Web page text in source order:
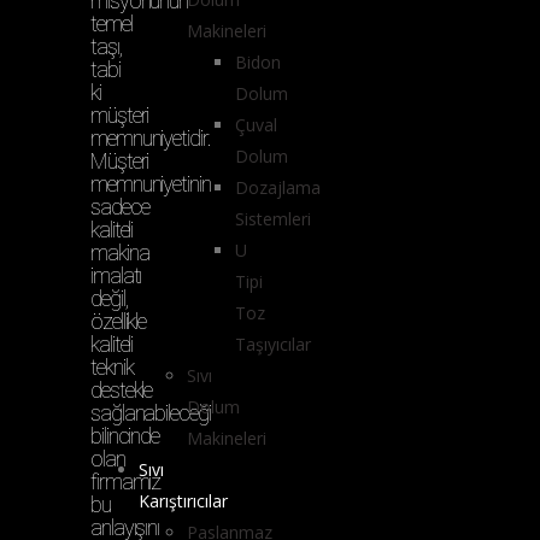
temel
taşı,
tabi
ki
müşteri
memnuniyetidir.
Müşteri
memnuniyetinin
sadece
kaliteli
makina
imalatı
değil,
özellikle
kaliteli
teknik
destekle
sağlanabileceği
bilincinde
olan
firmamız
bu
anlayışını
Makineleri
Bidon
Dolum
Çuval
Dolum
Dozajlama
Sistemleri
U
Tipi
Toz
Taşıyıcılar
Sıvı
Dolum
Makineleri
Sıvı
Karıştırıcılar
Paslanmaz